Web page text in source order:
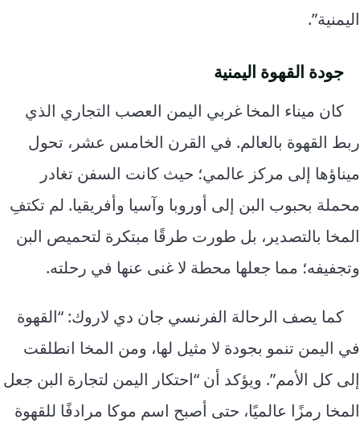
اليمنية”.
جودة القهوة اليمنية
كان ميناء المخا غربي اليمن العصب التجاري الذي
ربط القهوة بالعالم. في القرن الخامس عشر، تحول
ميناؤها إلى مركز عالمي؛ حيث كانت السفن تغادر
محملة بحبوب البن إلى أوروبا وآسيا وأفريقيا. لم تكتفِ
المخا بالتصدير، بل طورت طرقًا مبتكرة لتحميص البن
وتجفيفه؛ مما جعلها محطة لا غنى عنها في رحلته.
كما يصف الرحالة الفرنسي جان دي لاروك: “القهوة
في اليمن تنمو بجودة لا مثيل لها، ومن المخا انطلقت
إلى كل الأمم”. ويؤكد أن “احتكار اليمن لتجارة البن جعل
المخا رمزًا عالميًا، حتى أصبح اسم موكا مرادفًا للقهوة